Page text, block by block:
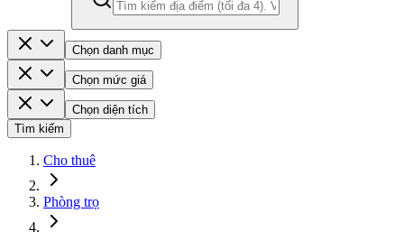
Chọn danh mục
Chọn mức giá
Chọn diện tích
Tìm kiếm
Cho thuê
Phòng trọ